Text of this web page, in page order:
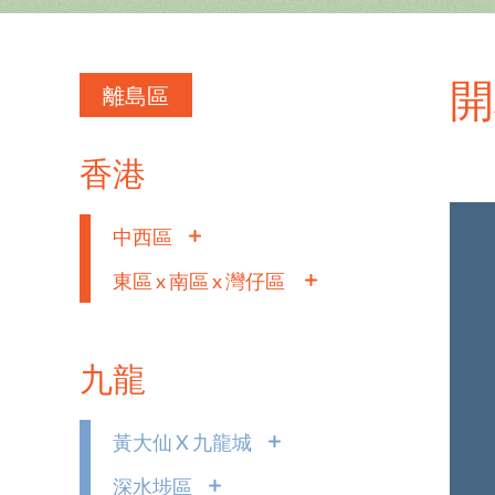
離島區
香港
中西區
東區 x 南區 x 灣仔區
九龍
黃大仙 X 九龍城
深水埗區